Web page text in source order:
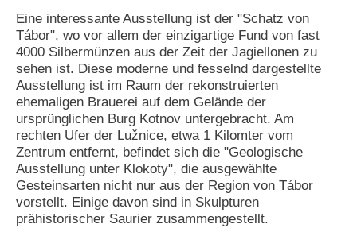
Eine interessante Ausstellung ist der "Schatz von
Tábor", wo vor allem der einzigartige Fund von fast
4000 Silbermünzen aus der Zeit der Jagiellonen zu
sehen ist. Diese moderne und fesselnd dargestellte
Ausstellung ist im Raum der rekonstruierten
ehemaligen Brauerei auf dem Gelände der
ursprünglichen Burg Kotnov untergebracht. Am
rechten Ufer der Lužnice, etwa 1 Kilomter vom
Zentrum entfernt, befindet sich die "Geologische
Ausstellung unter Klokoty", die ausgewählte
Gesteinsarten nicht nur aus der Region von Tábor
vorstellt. Einige davon sind in Skulpturen
prähistorischer Saurier zusammengestellt.